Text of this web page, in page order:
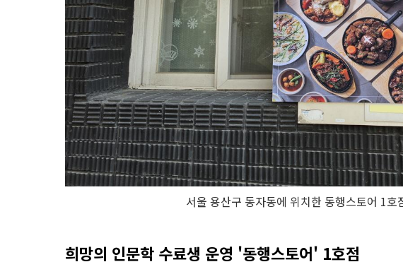
서울 용산구 동자동에 위치한 동행스토어 1호
희망의 인문학 수료생 운영 '동행스토어' 1호점